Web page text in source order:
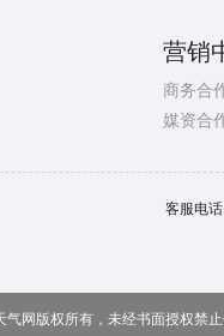
营销
商务合
媒资合
客服电
气网版权所有，未经书面授权